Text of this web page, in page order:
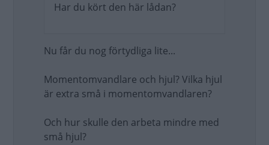
Har du kört den här lådan?
Nu får du nog förtydliga lite...
Momentomvandlare och hjul? Vilka hjul
är extra små i momentomvandlaren?
Och hur skulle den arbeta mindre med
små hjul?